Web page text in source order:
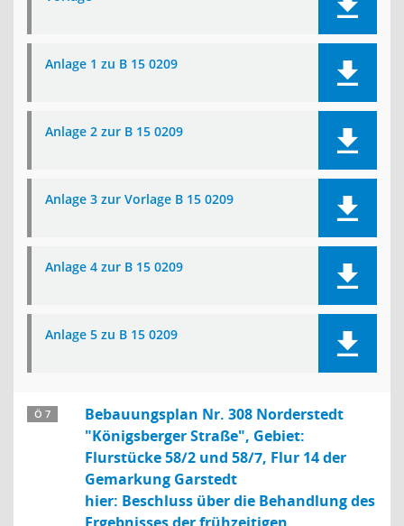
Anlage 1 zu B 15 0209
Anlage 2 zur B 15 0209
Anlage 3 zur Vorlage B 15 0209
Anlage 4 zur B 15 0209
Anlage 5 zu B 15 0209
Ö 7
Bebauungsplan Nr. 308 Norderstedt
"Königsberger Straße", Gebiet:
Flurstücke 58/2 und 58/7, Flur 14 der
Gemarkung Garstedt
hier: Beschluss über die Behandlung des